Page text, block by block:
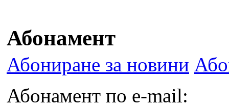
Абонамент
Абониране за новини
Абонамент по e-mail: